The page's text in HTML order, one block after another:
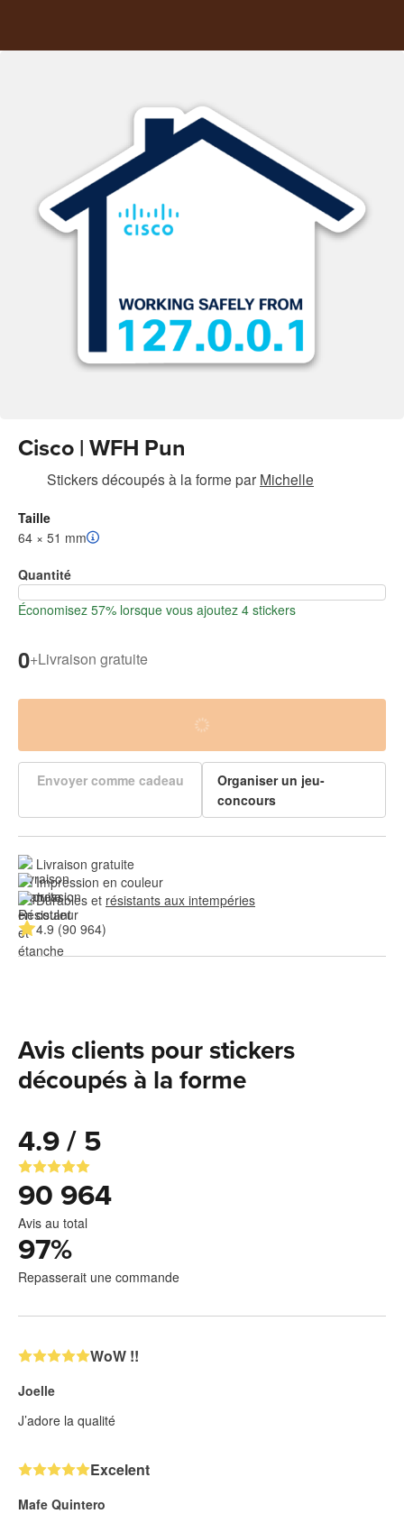
Cisco | WFH Pun
Stickers découpés à la forme par Michelle
Taille
64 × 51 mm
Quantité
Économisez 57% lorsque vous ajoutez 4 stickers
0+Livraison gratuite
Envoyer comme cadeau
Organiser un jeu-
concours
Livraison gratuite
Impression en couleur
Durables et résistants aux intempéries
4.9 (90 964)
Avis clients pour stickers
découpés à la forme
4.9 / 5
90 964
Avis au total
97%
Repasserait une commande
WoW !!
Joelle
J’adore la qualité
Excelent
Mafe Quintero